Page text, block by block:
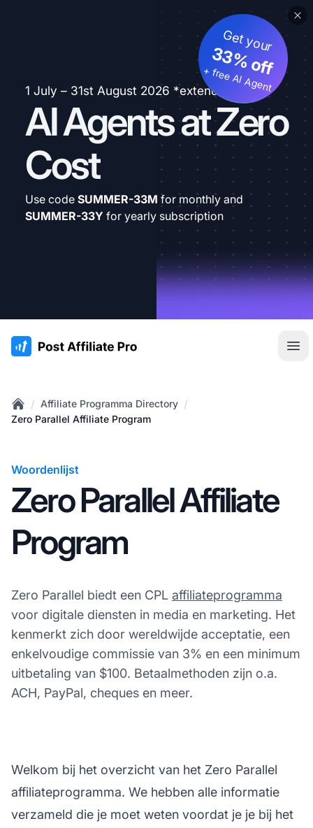
1 July – 31st August 2026 *extended
AI Agents at Zero
Cost
Get your
33% off
+ free AI Agent
Use code SUMMER-33M for monthly and
SUMMER-33Y for yearly subscription
:site.title
Home
/ Affiliate Programma Directory /
Zero Parallel Affiliate Program
Woordenlijst
Zero Parallel Affiliate
Program
Zero Parallel biedt een CPL affiliateprogramma
voor digitale diensten in media en marketing. Het
kenmerkt zich door wereldwijde acceptatie, een
enkelvoudige commissie van 3% en een minimum
uitbetaling van $100. Betaalmethoden zijn o.a.
ACH, PayPal, cheques en meer.
Welkom bij het overzicht van het Zero Parallel
affiliateprogramma. We hebben alle informatie
verzameld die je moet weten voordat je je bij het